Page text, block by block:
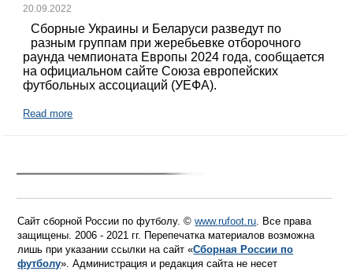
20.09.2022
Сборные Украины и Беларуси разведут по
разным группам при жеребьевке отборочного
раунда чемпионата Европы 2024 года, сообщается
на официальном сайте Союза европейских
футбольных ассоциаций (УЕФА).
Read more
Сайт сборной России по футболу. ©www.rufoot.ru. Все права
защищены. 2006 - 2021 гг. Перепечатка материалов возможна
лишь при указании ссылки на сайт «Сборная России по
футболу». Администрация и редакция сайта не несет